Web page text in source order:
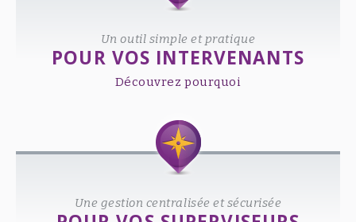
Un outil simple et pratique
POUR VOS INTERVENANTS
Découvrez pourquoi
Une gestion centralisée et sécurisée